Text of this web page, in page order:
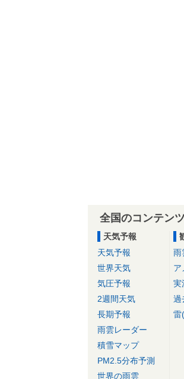
全国のコンテンツ
天気予報
天気予報
世界天気
気圧予報
2週間天気
長期予報
雨雲レーダー
積雪マップ
PM2.5分布予測
世界の雨雲
雨
ア
実
過
雷